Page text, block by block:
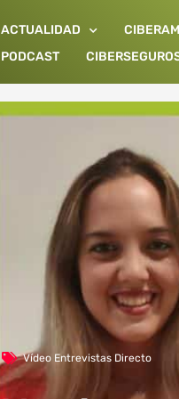
ACTUALIDAD
PODCAST
Vídeo Entrevistas Directo